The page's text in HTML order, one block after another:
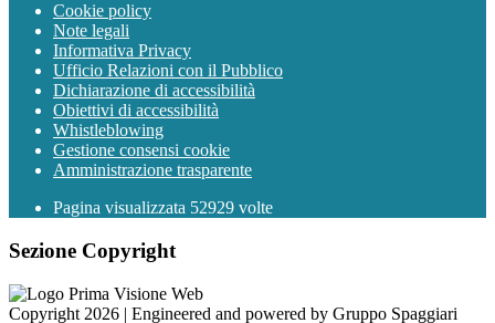
Cookie policy
Note legali
Informativa Privacy
Ufficio Relazioni con il Pubblico
Dichiarazione di accessibilità
Obiettivi di accessibilità
Whistleblowing
Gestione consensi cookie
Amministrazione trasparente
Pagina visualizzata 52929 volte
Sezione Copyright
Copyright 2026 | Engineered and powered by Gruppo Spaggiari